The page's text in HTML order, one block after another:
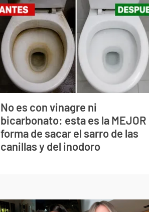
No es con vinagre ni
bicarbonato: esta es la MEJOR
forma de sacar el sarro de las
canillas y del inodoro